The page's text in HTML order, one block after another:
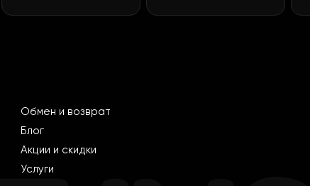
Обмен и возврат
Блог
Акции и скидки
Услуги